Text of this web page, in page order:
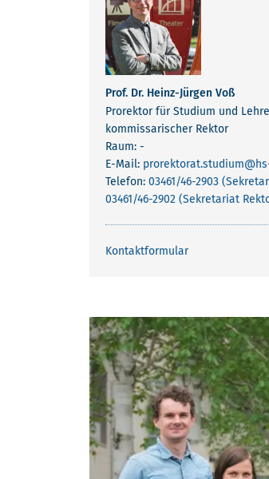
Prof. Dr. Heinz-Jürgen Voß
Prorektor für Studium und
kommissarischer Rektor
Raum: -
E-Mail: prorektorat.studium
Telefon: 03461/46-2903
03461/46-2902 (Sekretariat
Kontaktformular